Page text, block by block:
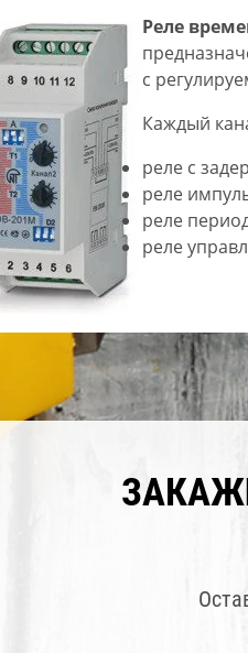
Реле
с
Каждый
реле с
реле
реле
реле